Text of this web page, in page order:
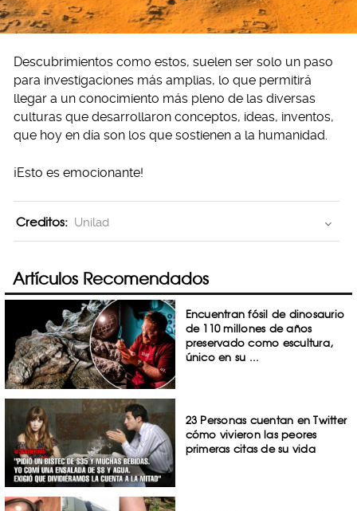
Descubrimientos como estos, suelen ser solo un paso
para investigaciones más amplias, lo que permitirá
llegar a un conocimiento más pleno de las diversas
culturas que desarrollaron conceptos, ideas, inventos,
que hoy en día son los que sostienen a la humanidad.
¡Esto es emocionante!
Creditos: Unilad
Artículos Recomendados
Encuentran fósil de dinosaurio
de 110 millones de años
preservado como escultura,
único en su ...
23 Personas cuentan en Twitter
cómo vivieron las peores
primeras citas de su vida